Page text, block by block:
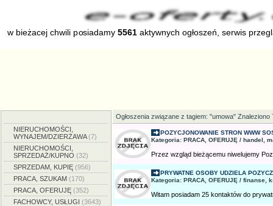
w bieżacej chwili posiadamy5561 aktywnych ogłoszeń, serwis
NIERUCHOMOŚCI,
WYNAJEM/DZIERŻAWA(7)
NIERUCHOMOŚCI,
SPRZEDAŻ/KUPNO (32)
SPRZEDAM, KUPIĘ (956)
PRACA, SZUKAM (170)
PRACA, OFERUJĘ (352)
FACHOWCY, USŁUGI (3643)
Ogłoszenia związane z tagiem: "umowa" Znaleziono
POZYCJONOWANIE STRON WWW
Kategoria: PRACA, OFERUJĘ / handel,
Przez wzgląd bieżącemu niwelujemy
PRYWATNE OSOBY UDZIELA
Kategoria: PRACA, OFERUJĘ / finanse,
Witam posiadam 25 kontaktów do